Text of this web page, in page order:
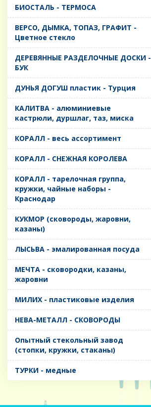
БИОСТАЛЬ - ТЕРМОСА
ВЕРСО, ДЫМКА, ТОПАЗ, ГРАФИТ -
Цветное стекло
ДЕРЕВЯННЫЕ РАЗДЕЛОЧНЫЕ ДОСКИ -
БУК
ДУНЬЯ ДОГУШ пластик - Турция
КАЛИТВА - алюминиевые
кастрюли, дуршлаг, таз, миска
КОРАЛЛ - весь ассортимент
КОРАЛЛ - СНЕЖНАЯ КОРОЛЕВА
КОРАЛЛ - тарелочная группа,
кружки, чайные наборы -
Краснодар
КУКМОР (сковороды, жаровни,
казаны)
ЛЫСЬВА - эмалированная посуда
МЕЧТА - сковородки, казаны,
жаровни
МИЛИХ - пластиковые изделия
НЕВА-МЕТАЛЛ - СКОВОРОДЫ
Опытный стекольный завод
(стопки, кружки, стаканы)
ТУРКИ - медные